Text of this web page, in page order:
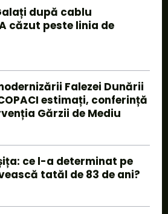
după cablu
căzut peste linia de
Falezei Dunării
estimați, conferință
Gărzii de Mediu
ce l-a determinat pe
tatăl de 83 de ani?